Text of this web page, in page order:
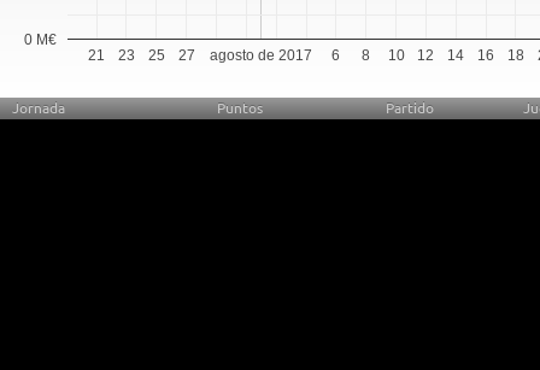
agosto de 2017
21 23 25 27 6 8 10 12 14 16 18
0 M€
Jornada Puntos Partido